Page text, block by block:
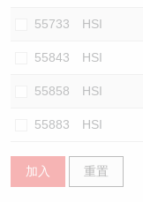
55733 HSI
55843 HSI
55858 HSI
55883 HSI
加入 重置